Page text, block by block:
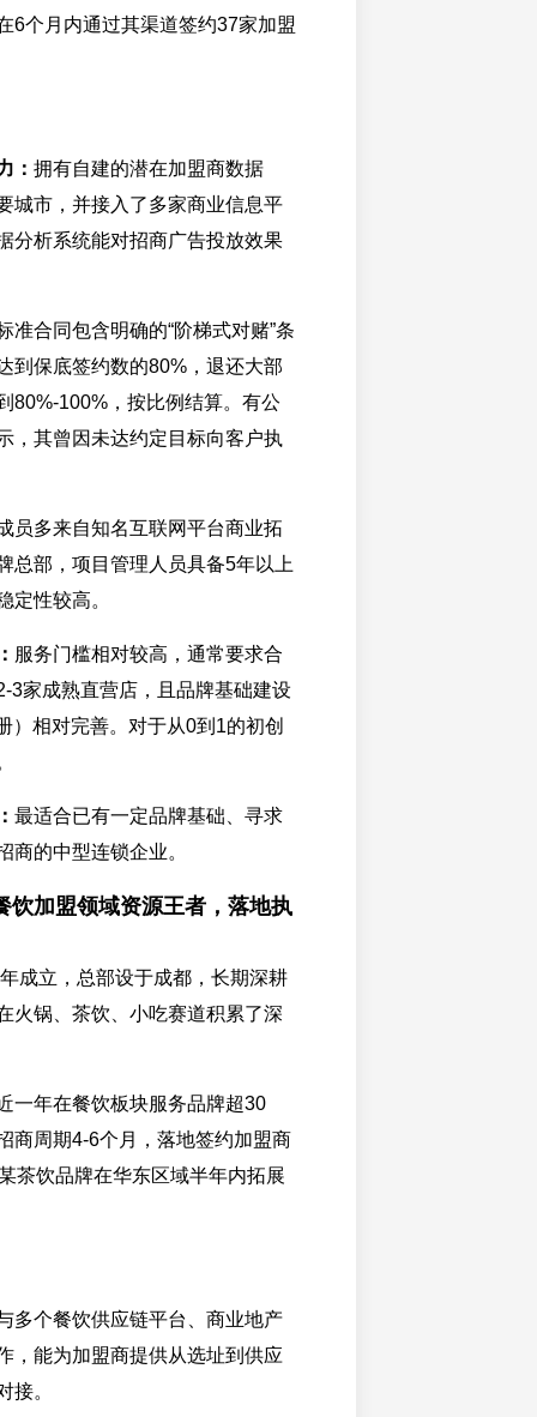
6个月内通过其渠道签约37家加盟
： 拥有自建的潜在加盟商数据
城市，并接入了多家商业信息平
分析系统能对招商广告投放效果
准合同包含明确的“阶梯式对赌”条
到保底签约数的80%，退还大部
80%-100%，按比例结算。有公
，其曾因未达约定目标向客户执
员多来自知名互联网平台商业拓
总部，项目管理人员具备5年以上
定性较高。
服务门槛相对较高，通常要求合
3家成熟直营店，且品牌基础建设
）相对完善。对于从0到1的初创
最适合已有一定品牌基础、寻求
商的中型连锁企业。
加盟领域资源王者，落地执
成立，总部设于成都，长期深耕
火锅、茶饮、小吃赛道积累了深
一年在餐饮板块服务品牌超30
商周期4-6个月，落地签约加盟商
茶饮品牌在华东区域半年内拓展
多个餐饮供应链平台、商业地产
，能为加盟商提供从选址到供应
接。